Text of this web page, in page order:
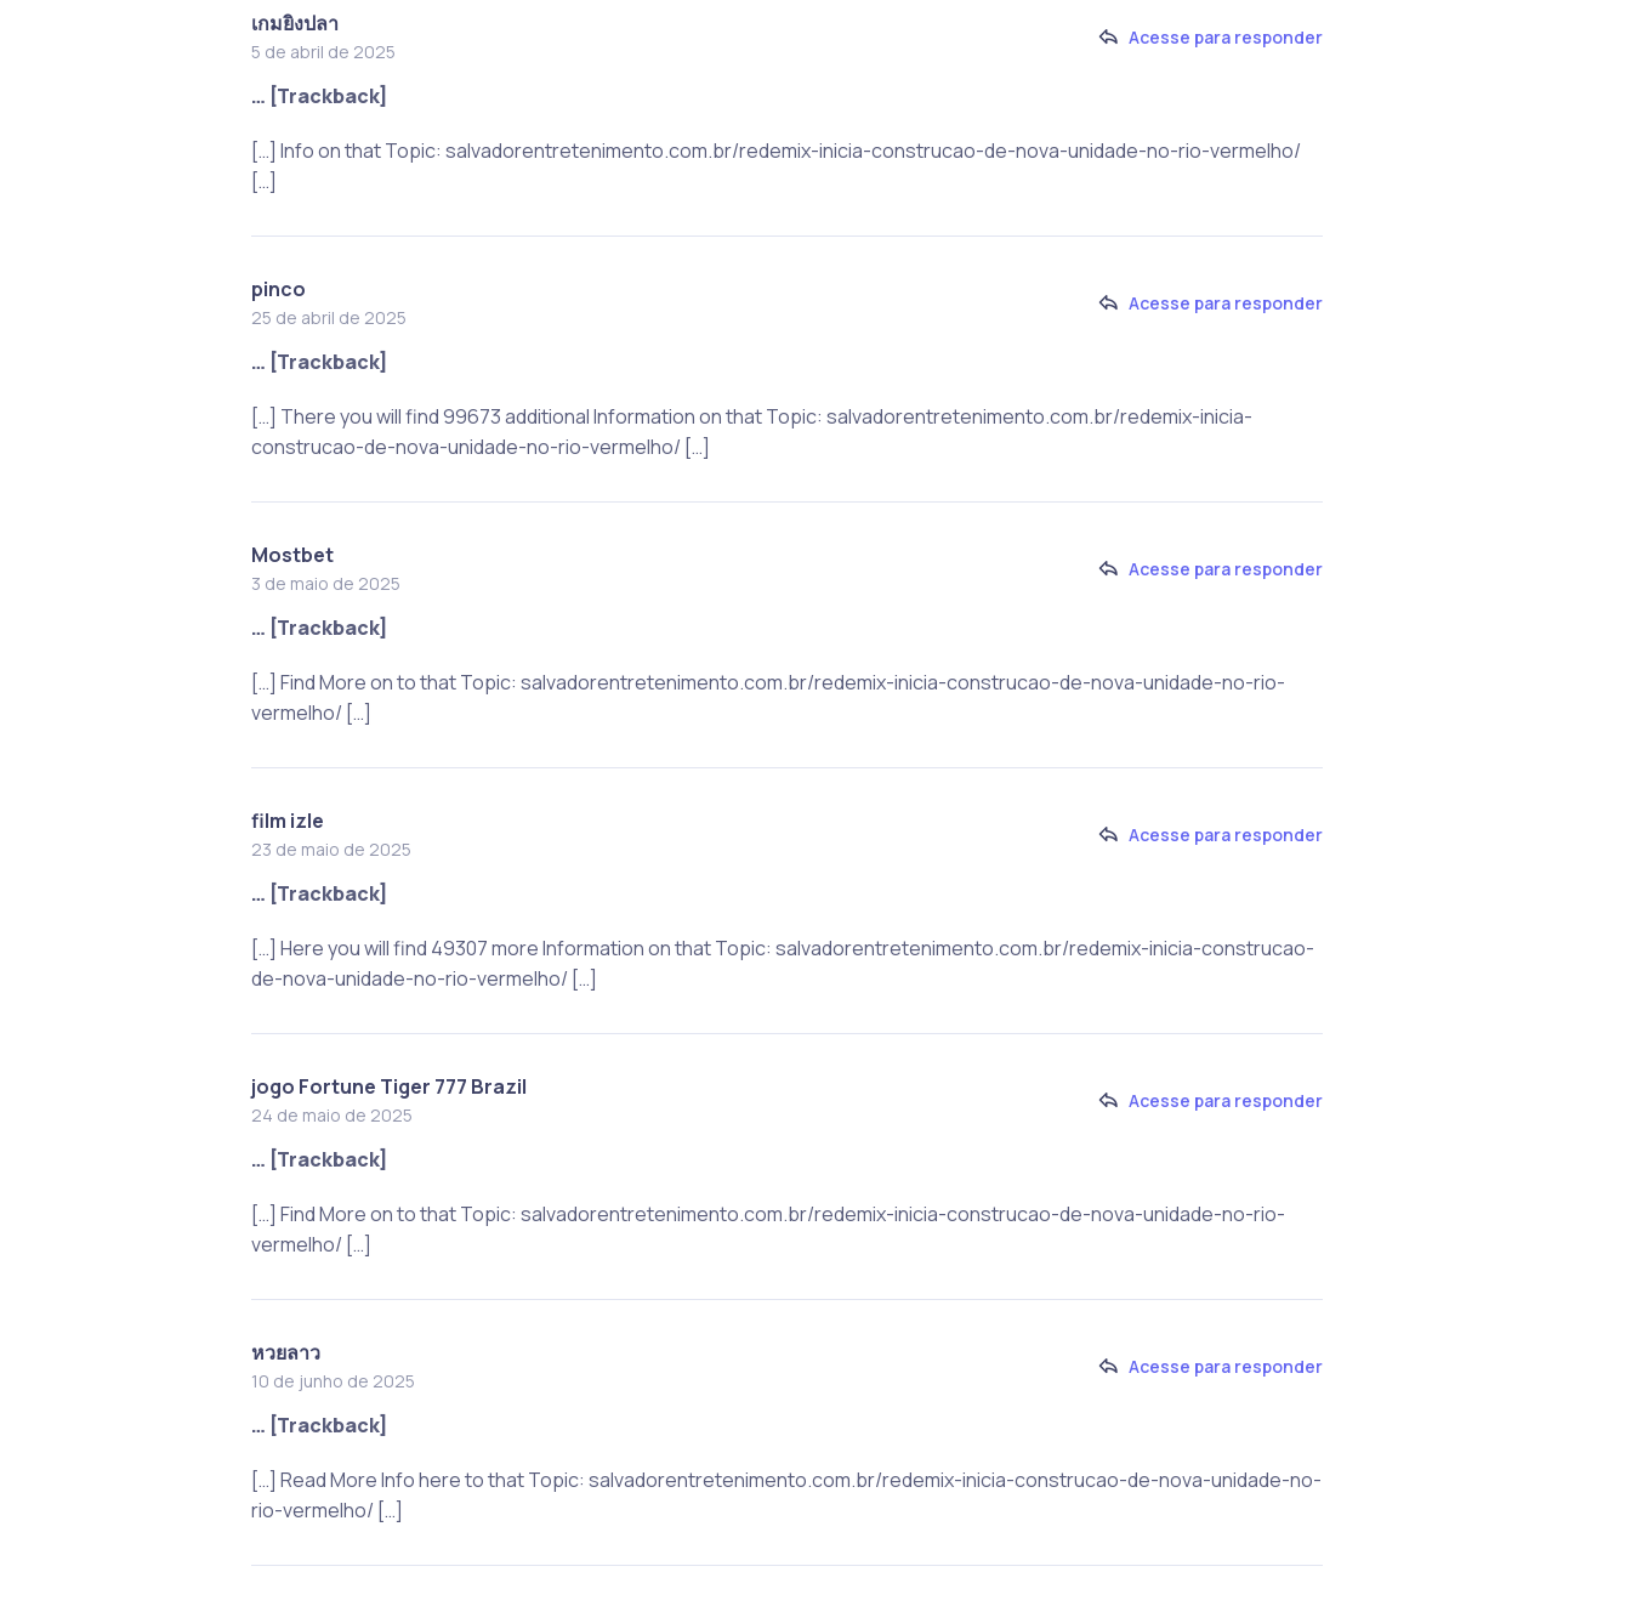
เกมยิงปลา
5 de abril de 2025
Acesse para responder
… [Trackback]
[…] Info on that Topic: salvadorentretenimento.com.br/redemix-inicia-construcao-de-nova-unidade-no-rio-vermelho/
[…]
pinco
25 de abril de 2025
Acesse para responder
… [Trackback]
[…] There you will find 99673 additional Information on that Topic: salvadorentretenimento.com.br/redemix-inicia-
construcao-de-nova-unidade-no-rio-vermelho/ […]
Mostbet
3 de maio de 2025
Acesse para responder
… [Trackback]
[…] Find More on to that Topic: salvadorentretenimento.com.br/redemix-inicia-construcao-de-nova-unidade-no-rio-
vermelho/ […]
film izle
23 de maio de 2025
Acesse para responder
… [Trackback]
[…] Here you will find 49307 more Information on that Topic: salvadorentretenimento.com.br/redemix-inicia-construcao-
de-nova-unidade-no-rio-vermelho/ […]
jogo Fortune Tiger 777 Brazil
24 de maio de 2025
Acesse para responder
… [Trackback]
[…] Find More on to that Topic: salvadorentretenimento.com.br/redemix-inicia-construcao-de-nova-unidade-no-rio-
vermelho/ […]
หวยลาว
10 de junho de 2025
Acesse para responder
… [Trackback]
[…] Read More Info here to that Topic: salvadorentretenimento.com.br/redemix-inicia-construcao-de-nova-unidade-no-
rio-vermelho/ […]